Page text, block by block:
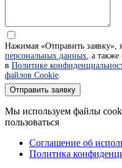
Нажимая «Отправить заявку»,
персональных данных , а
в Политике
файлов Cookie
Отправить заявку
Мы используем файлы
пользоваться
Соглашение об
Политика